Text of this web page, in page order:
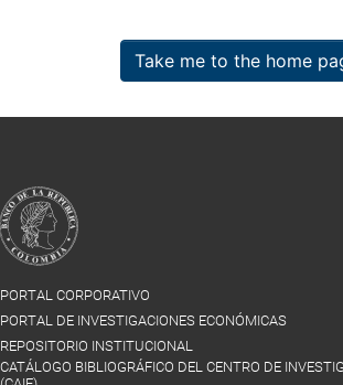
Take me to the home
PORTAL CORPORATIVO
PORTAL DE INVESTIGACIONES ECONÓMICAS
REPOSITORIO INSTITUCIONAL
CATÁLOGO BIBLIOGRÁFICO DEL CENTRO DE